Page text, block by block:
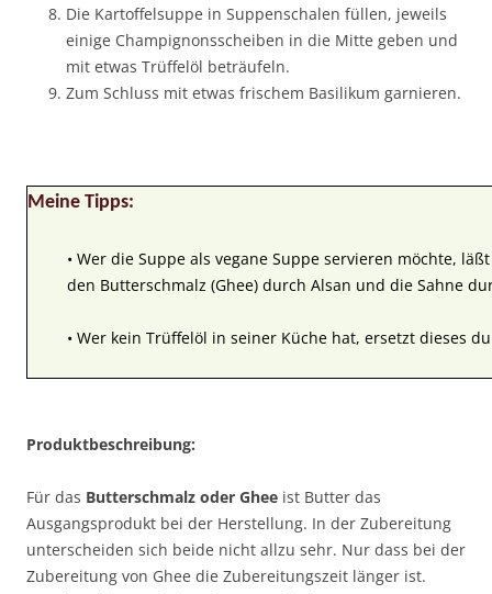
Die Kartoffelsuppe in Suppenschalen füllen, jeweils
einige Champignonsscheiben in die Mitte geben und
mit etwas Trüffelöl beträufeln.
Zum Schluss mit etwas frischem Basilikum garnieren.
Meine Tipps:
• Wer die Suppe als vegane Suppe servieren möchte,
den Butterschmalz (Ghee) durch Alsan und die Sahne
• Wer kein Trüffelöl in seiner Küche hat, ersetzt dieses
Produktbeschreibung:
Für das Butterschmalz oder Ghee ist Butter das
Ausgangsprodukt bei der Herstellung. In der Zubereitung
unterscheiden sich beide nicht allzu sehr. Nur dass bei der
Zubereitung von Ghee die Zubereitungszeit länger ist.